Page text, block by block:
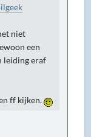
niet
een
leiding eraf
ff kijken.